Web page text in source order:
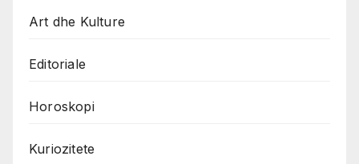
Art dhe Kulture
Editoriale
Horoskopi
Kuriozitete